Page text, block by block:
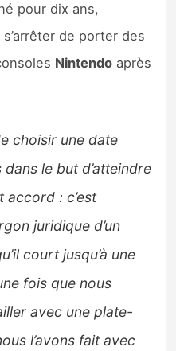
pour dix ans,
de porter des
Nintendo après
choisir une date
le but d’atteindre
accord : c’est
juridique d’un
court jusqu’à une
fois que nous
avec une plate-
l’avons fait avec